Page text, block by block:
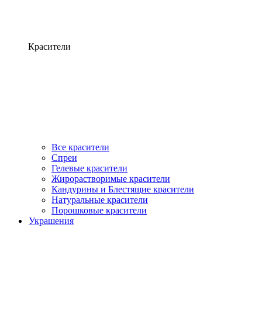
Красители
Все красители
Спреи
Гелевые красители
Жирорастворимые красители
Кандурины и Блестящие красители
Натуральные красители
Порошковые красители
Украшения